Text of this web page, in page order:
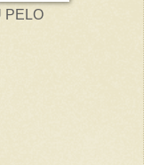
PELO